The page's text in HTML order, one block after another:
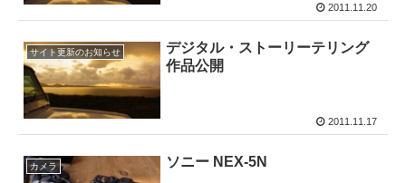
2011.11.20
サイト更新のお知らせ
デジタル・ストーリーテリング
作品公開
2011.11.17
カメラ ソニー NEX-5N